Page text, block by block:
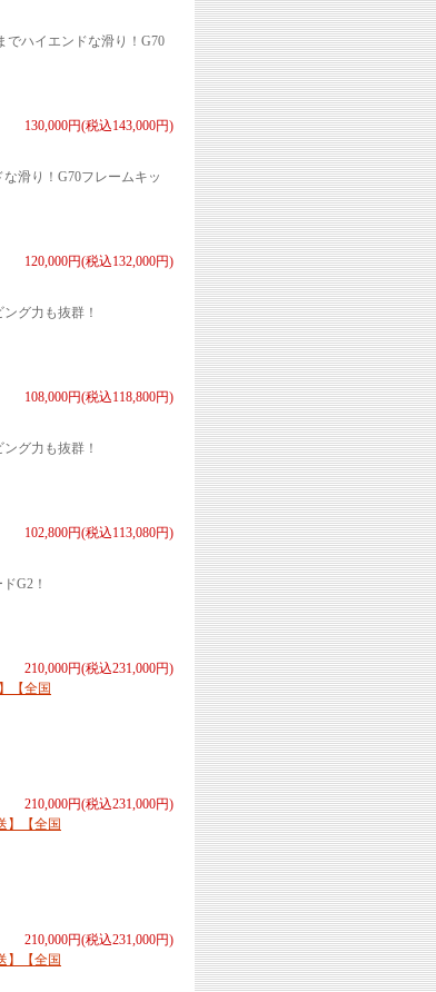
でハイエンドな滑り！G70
130,000円(税込143,000円)
滑り！G70フレームキッ
120,000円(税込132,000円)
グ力も抜群！
108,000円(税込118,800円)
グ力も抜群！
102,800円(税込113,080円)
G2！
210,000円(税込231,000円)
【全国
210,000円(税込231,000円)
】【全国
210,000円(税込231,000円)
】【全国